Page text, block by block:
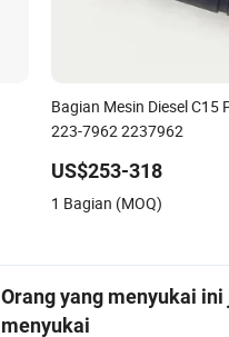
Bagian Mesin Diesel C15
223-7962 2237962
US$253-318
1 Bagian (MOQ)
Orang yang menyukai ini
menyukai